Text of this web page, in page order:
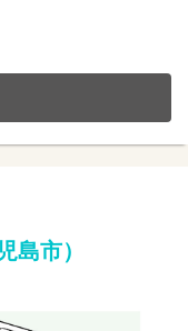
どIT事業を展開。
ける方を募集してい
メイン）
に向けた準備を含め、
。
キャリアアップが可
）
島市）